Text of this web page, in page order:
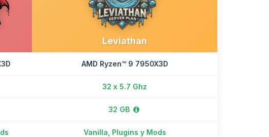
Leviathan
AMD Ryzen™ 9 7950X3D
32 x 5.7 Ghz
32 GB
Vanilla, Plugins y Mods